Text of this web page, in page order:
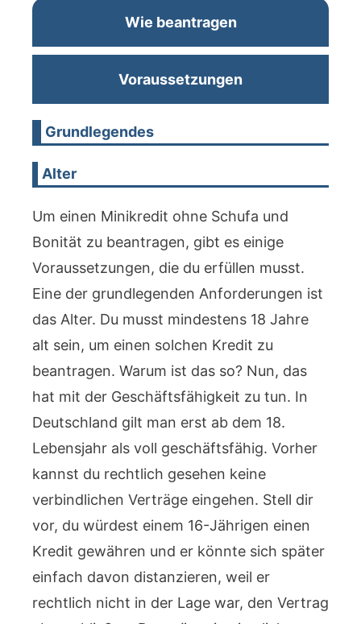
Wie beantragen
Voraussetzungen
Grundlegendes
Alter
Um einen Minikredit ohne Schufa und
Bonität zu beantragen, gibt es einige
Voraussetzungen, die du erfüllen musst.
Eine der grundlegenden Anforderungen ist
das Alter. Du musst mindestens 18 Jahre
alt sein, um einen solchen Kredit zu
beantragen. Warum ist das so? Nun, das
hat mit der Geschäftsfähigkeit zu tun. In
Deutschland gilt man erst ab dem 18.
Lebensjahr als voll geschäftsfähig. Vorher
kannst du rechtlich gesehen keine
verbindlichen Verträge eingehen. Stell dir
vor, du würdest einem 16-Jährigen einen
Kredit gewähren und er könnte sich später
einfach davon distanzieren, weil er
rechtlich nicht in der Lage war, den Vertrag